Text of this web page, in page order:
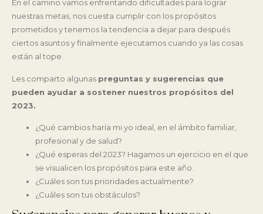
En el camino vamos enfrentando dificultades para lograr
nuestras metas, nos cuesta cumplir con los propósitos
prometidos y tenemos la tendencia a dejar para después
ciertos asuntos y finalmente ejecutamos cuando ya las cosas
están al tope.
Les comparto algunas preguntas y sugerencias que
pueden ayudar a sostener nuestros propósitos del
2023.
¿Qué cambios haría mi yo ideal, en el ámbito familiar,
profesional y de salud?
¿Qué esperas del 2023? Hagamos un ejercicio en el que
se visualicen los propósitos para este año.
¿Cuáles son tus prioridades actualmente?
¿Cuáles son tus obstáculos?